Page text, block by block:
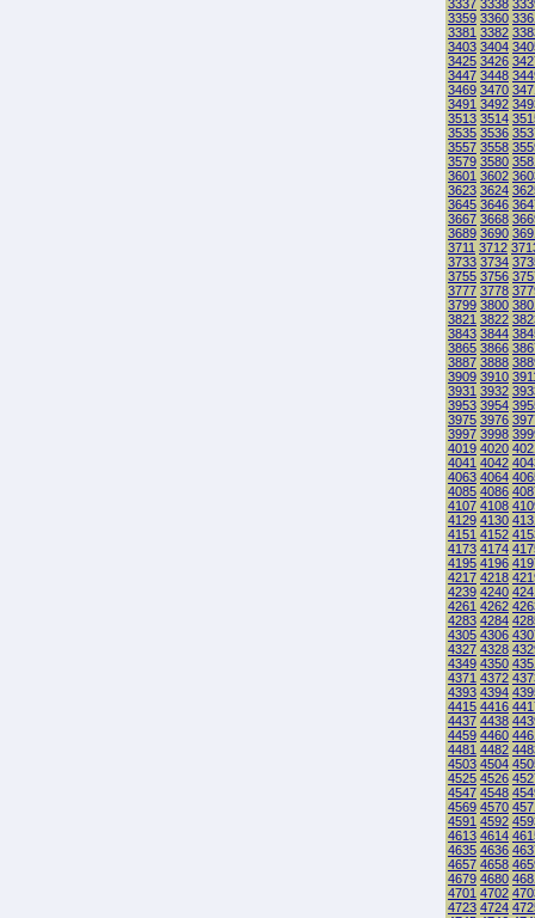
3337 3338
3359 3360
3381 3382
3403 3404
3425 3426
3447 3448
3469 3470
3491 3492
3513 3514
3535 3536
3557 3558
3579 3580
3601 3602
3623 3624
3645 3646
3667 3668
3689 3690
3711 3712
3733 3734
3755 3756
3777 3778
3799 3800
3821 3822
3843 3844
3865 3866
3887 3888
3909 3910
3931 3932
3953 3954
3975 3976
3997 3998
4019 4020
4041 4042
4063 4064
4085 4086
4107 4108
4129 4130
4151 4152
4173 4174
4195 4196
4217 4218
4239 4240
4261 4262
4283 4284
4305 4306
4327 4328
4349 4350
4371 4372
4393 4394
4415 4416
4437 4438
4459 4460
4481 4482
4503 4504
4525 4526
4547 4548
4569 4570
4591 4592
4613 4614
4635 4636
4657 4658
4679 4680
4701 4702
4723 4724